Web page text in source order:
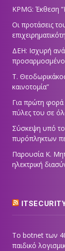
KPMG: Έκθεση
Οι προτάσεις
ΔΕΗ: Ισχυρή
προσαρμοσμένο
Τ.
καινοτομία”
Για πρώτη φορά
πύλες του σε
Σύσκεψη υπό
πυρόπληκτων
Παρουσία Κ.
ηλεκτρική
Το botnet των
παιδικό